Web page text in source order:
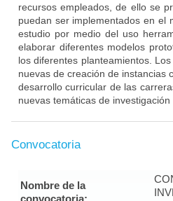
recursos empleados, de ello se
puedan ser implementados en el
estudio por medio del uso
elaborar diferentes modelos
los diferentes planteamientos.
nuevas de creación de instancias
desarrollo curricular de las
nuevas temáticas de investigación
Convocatoria
Nombre de la
convocatoria: